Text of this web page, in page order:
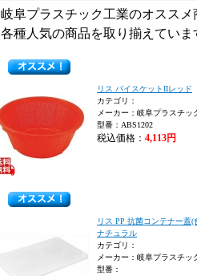
岐阜プラスチック工業のオスス
各種人気の商品を取り揃えていま
リス パイスケットIIレッド
カテゴリ：
メーカー：岐阜プラスチッ
型番：ABS1202
税込価格： 4,113円
リス PP 抗菌コンテナー蓋(
ナチュラル
カテゴリ：
メーカー：岐阜プラスチッ
型番：